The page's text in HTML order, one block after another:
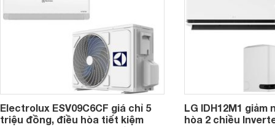
Electrolux ESV09C6CF giá chỉ 5
triệu đồng, điều hòa tiết kiệm
LG IDH12M1 giảm
hòa 2 chiều